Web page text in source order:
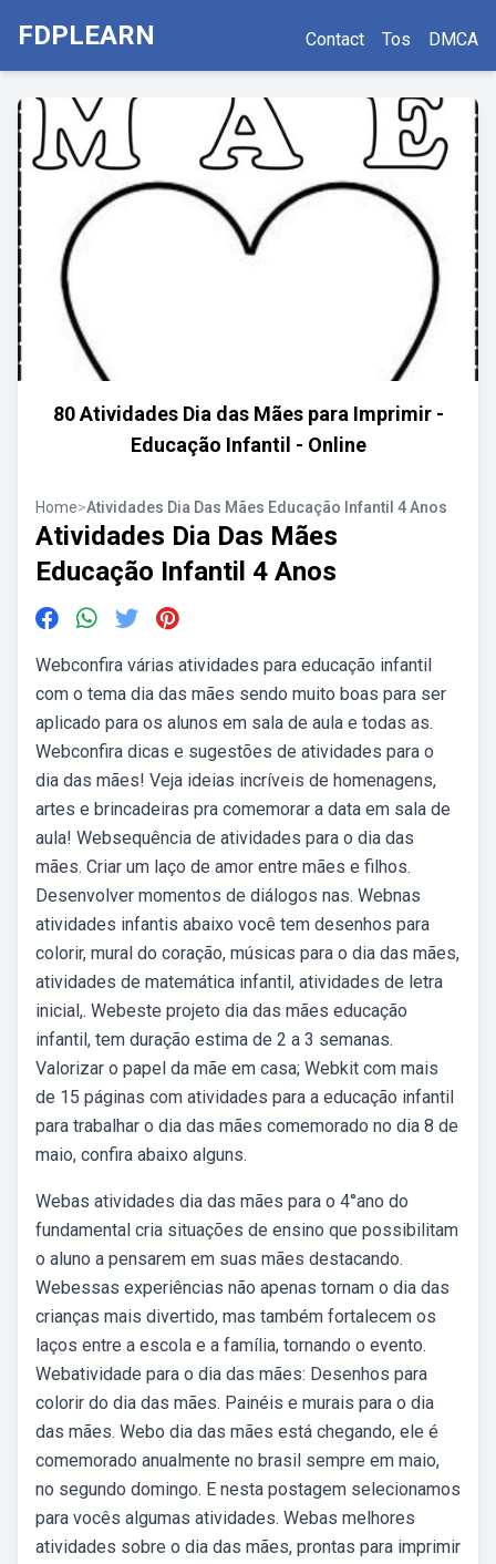
FDPLEARN Contact Tos DMCA
80 Atividades Dia das Mães para Imprimir -
Educação Infantil - Online
Home>Atividades Dia Das Mães Educação Infantil 4 Anos
Atividades Dia Das Mães
Educação Infantil 4 Anos
Webconfira várias atividades para educação infantil
com o tema dia das mães sendo muito boas para ser
aplicado para os alunos em sala de aula e todas as.
Webconfira dicas e sugestões de atividades para o
dia das mães! Veja ideias incríveis de homenagens,
artes e brincadeiras pra comemorar a data em sala de
aula! Websequência de atividades para o dia das
mães. Criar um laço de amor entre mães e filhos.
Desenvolver momentos de diálogos nas. Webnas
atividades infantis abaixo você tem desenhos para
colorir, mural do coração, músicas para o dia das mães,
atividades de matemática infantil, atividades de letra
inicial,. Webeste projeto dia das mães educação
infantil, tem duração estima de 2 a 3 semanas.
Valorizar o papel da mãe em casa; Webkit com mais
de 15 páginas com atividades para a educação infantil
para trabalhar o dia das mães comemorado no dia 8 de
maio, confira abaixo alguns.
Webas atividades dia das mães para o 4°ano do
fundamental cria situações de ensino que possibilitam
o aluno a pensarem em suas mães destacando.
Webessas experiências não apenas tornam o dia das
crianças mais divertido, mas também fortalecem os
laços entre a escola e a família, tornando o evento.
Webatividade para o dia das mães: Desenhos para
colorir do dia das mães. Painéis e murais para o dia
das mães. Webo dia das mães está chegando, ele é
comemorado anualmente no brasil sempre em maio,
no segundo domingo. E nesta postagem selecionamos
para vocês algumas atividades. Webas melhores
atividades sobre o dia das mães, prontas para imprimir